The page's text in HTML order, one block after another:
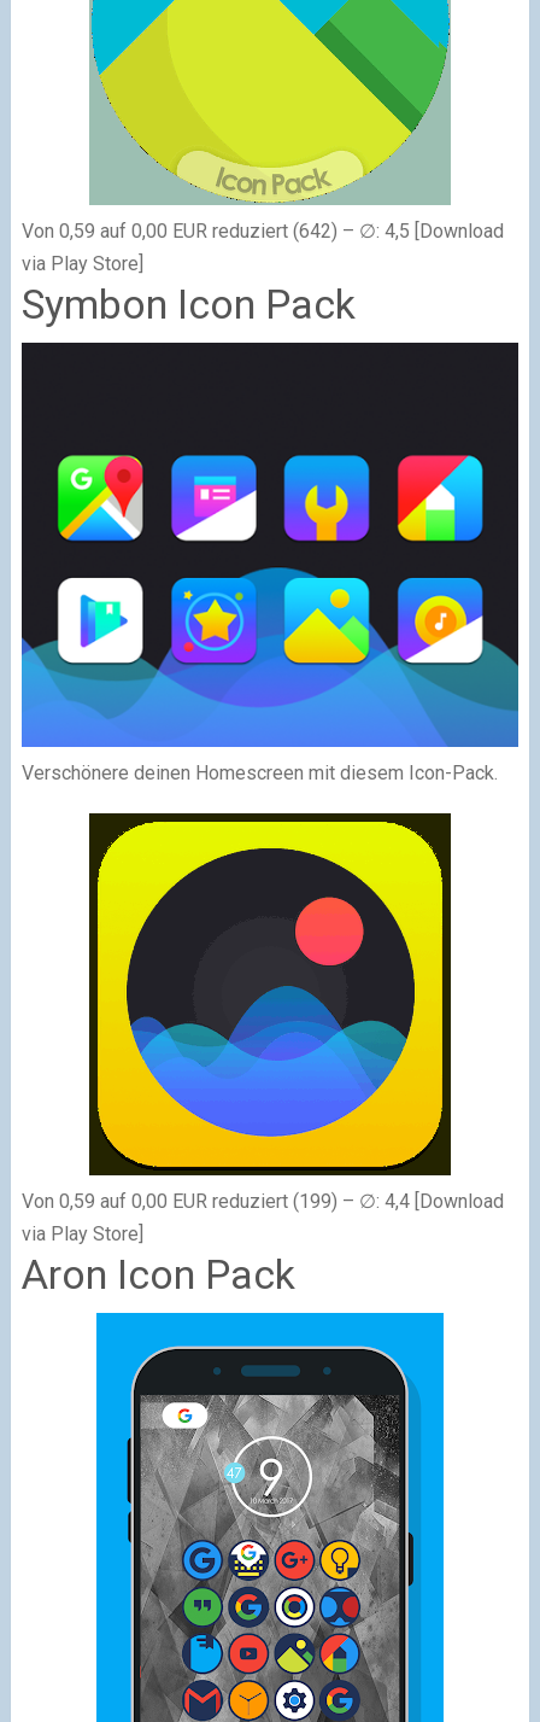
Von 0,59 auf 0,00 EUR reduziert (642) – ∅: 4,5 [Download
via Play Store]
Symbon Icon Pack
Verschönere deinen Homescreen mit diesem Icon-Pack.
Von 0,59 auf 0,00 EUR reduziert (199) – ∅: 4,4 [Download
via Play Store]
Aron Icon Pack